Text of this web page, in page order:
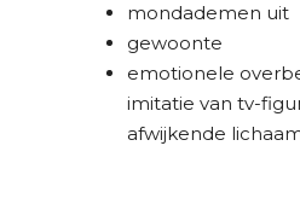
mondademen uit
gewoonte
emotionele
imitatie van tv-
afwijkende